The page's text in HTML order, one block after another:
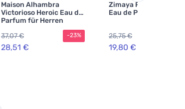
Maison Alhambra
Victorioso Heroic Eau de
Parfum für Herren
37,07 €
28,51 €
-23%
Zimaya Rabab Pulp U
Eau de Parfum
25,75 €
19,80 €